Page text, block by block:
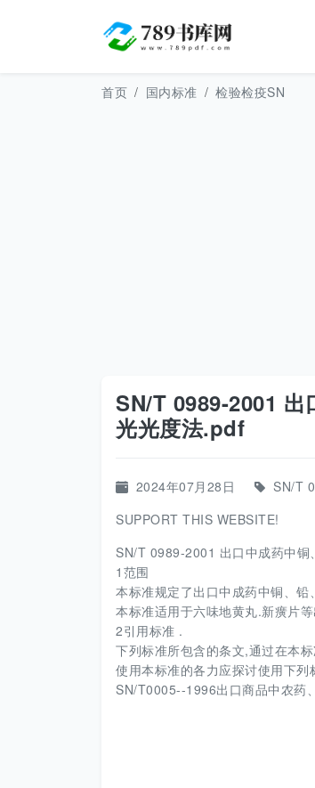
首页 国内标准 检验检疫SN
SN/T 0989-2001 出
光光度法.pdf
2024年07月28日
SN/T
SUPPORT THIS WEBSITE!
SN/T 0989-2001 出口中成药中
1范围
本标准规定了出口中成药中铜、铅
本标准适用于六味地黄丸.新癀片
2引用标准 .
下列标准所包含的条文,通过在本
使用本标准的各力应探讨使用下列
SN/T0005--1996出口商品中农药